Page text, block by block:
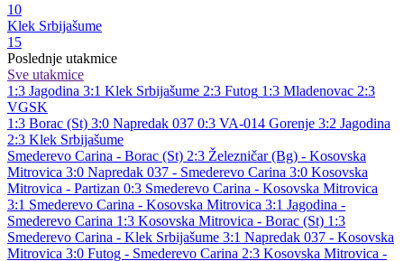
10
Klek Srbijašume
15
Poslednje utakmice
Sve utakmice
1:3 Jagodina 3:1 Klek Srbijašume 2:3 Futog 1:3 Mladenovac 2:3
VGSK
1:3 Borac (St) 3:0 Napredak 037 0:3 VA-014 Gorenje 3:2 Jagodina
2:3 Klek Srbijašume
Smederevo Carina - Borac (St) 2:3 Železničar (Bg) - Kosovska
Mitrovica 3:0 Napredak 037 - Smederevo Carina 3:0 Kosovska
Mitrovica - Partizan 0:3 Smederevo Carina - Kosovska Mitrovica
3:1 Smederevo Carina - Kosovska Mitrovica 3:1 Jagodina -
Smederevo Carina 1:3 Kosovska Mitrovica - Borac (St) 1:3
Smederevo Carina - Klek Srbijašume 3:1 Napredak 037 - Kosovska
Mitrovica 3:0 Futog - Smederevo Carina 2:3 Kosovska Mitrovica -